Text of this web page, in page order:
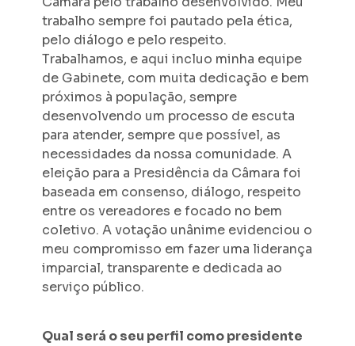
trabalho sempre foi pautado pela ética,
pelo diálogo e pelo respeito.
Trabalhamos, e aqui incluo minha equipe
de Gabinete, com muita dedicação e bem
próximos à população, sempre
desenvolvendo um processo de escuta
para atender, sempre que possível, as
necessidades da nossa comunidade. A
eleição para a Presidência da Câmara foi
baseada em consenso, diálogo, respeito
entre os vereadores e focado no bem
coletivo. A votação unânime evidenciou o
meu compromisso em fazer uma liderança
imparcial, transparente e dedicada ao
serviço público.
Qual será o seu perfil como presidente